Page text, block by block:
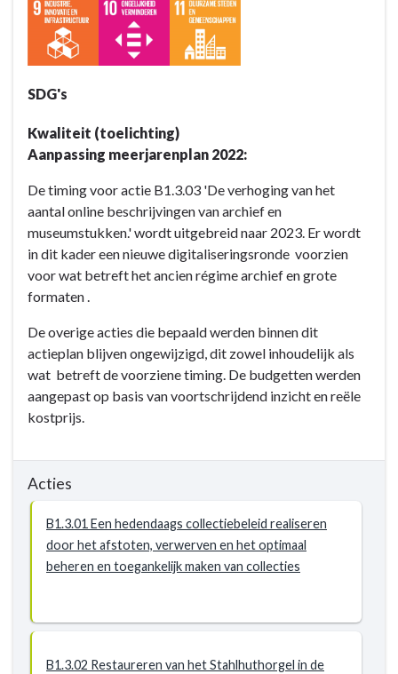
Actieplannen
AP
B1.3:
koesteren
ons
divers
erfgoed
maken
het
SDG's
Kwaliteit (toelichting)
Aanpassing meerjarenplan 2022:
De timing voor actie B1.3.03 'De verhoging van het
aantal online beschrijvingen van archief en
museumstukken.' wordt uitgebreid naar 2023. Er wordt
in dit kader een nieuwe digitaliseringsronde voorzien
voor wat betreft het ancien régime archief en grote
formaten .
De overige acties die bepaald werden binnen dit
actieplan blijven ongewijzigd, dit zowel inhoudelijk als
wat betreft de voorziene timing. De budgetten werden
aangepast op basis van voortschrijdend inzicht en reële
kostprijs.
Acties
B1.3.01 Een hedendaags collectiebeleid realiseren
door het afstoten, verwerven en het optimaal
beheren en toegankelijk maken van collecties
B1.3.02 Restaureren van het Stahlhuthorgel in de